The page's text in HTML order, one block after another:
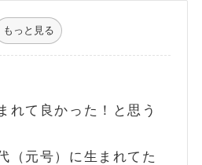
もっと見る
れて良かった！と思う
（元号）に生まれてた